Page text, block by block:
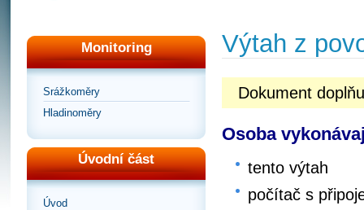
Monitoring
Srážkoměry
Hladinoměry
Úvodní část
Úvod
Výtah z
Dokument
Osoba
tento výtah
počítač s